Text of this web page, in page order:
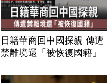
日籍華商回中國探親 傳遭
禁離境還「被恢復國籍」